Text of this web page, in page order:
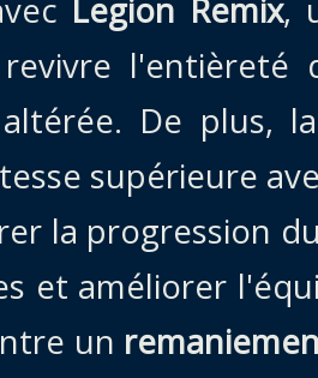
Uldum
Val
Legion Remix,
l'entièreté
De plus,
supérieure
la progression
et améliorer
un